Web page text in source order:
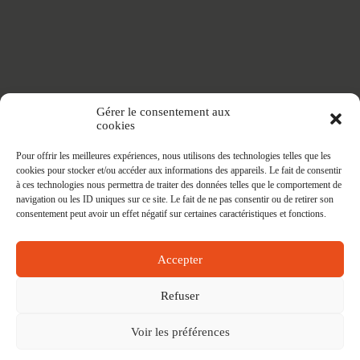
Gérer le consentement aux
cookies
Pour offrir les meilleures expériences, nous utilisons des technologies telles que les
cookies pour stocker et/ou accéder aux informations des appareils. Le fait de consentir
à ces technologies nous permettra de traiter des données telles que le comportement de
navigation ou les ID uniques sur ce site. Le fait de ne pas consentir ou de retirer son
consentement peut avoir un effet négatif sur certaines caractéristiques et fonctions.
Accepter
Refuser
Voir les préférences
Adhésifs SANS PVC
Nappes
Protège Table
Nappes SANS PVC
Tapis PRATIC
Affaires à faire
Contact
Mon compte